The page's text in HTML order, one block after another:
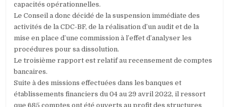
capacités opérationnelles.
Le Conseil a donc décidé de la suspension immédiate des
activités de la CDC-BF, de la réalisation d’un audit et de la
mise en place d’une commission à l’effet d’analyser les
procédures pour sa dissolution.
Le troisième rapport est relatif au recensement de comptes
bancaires.
Suite à des missions effectuées dans les banques et
établissements financiers du 04 au 29 avril 2022, il ressort
que 685 comptes ont été ouverts au profit des structures